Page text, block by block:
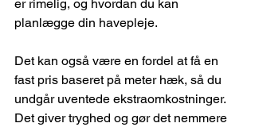
er rimelig, og hvordan du kan
planlægge din havepleje.
Det kan også være en fordel at få en
fast pris baseret på meter hæk, så du
undgår uventede ekstraomkostninger.
Det giver tryghed og gør det nemmere